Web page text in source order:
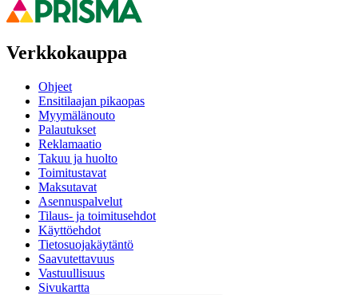
Verkkokauppa
Ohjeet
Ensitilaajan pikaopas
Myymälänouto
Palautukset
Reklamaatio
Takuu ja huolto
Toimitustavat
Maksutavat
Asennuspalvelut
Tilaus- ja toimitusehdot
Käyttöehdot
Tietosuojakäytäntö
Saavutettavuus
Vastuullisuus
Sivukartta